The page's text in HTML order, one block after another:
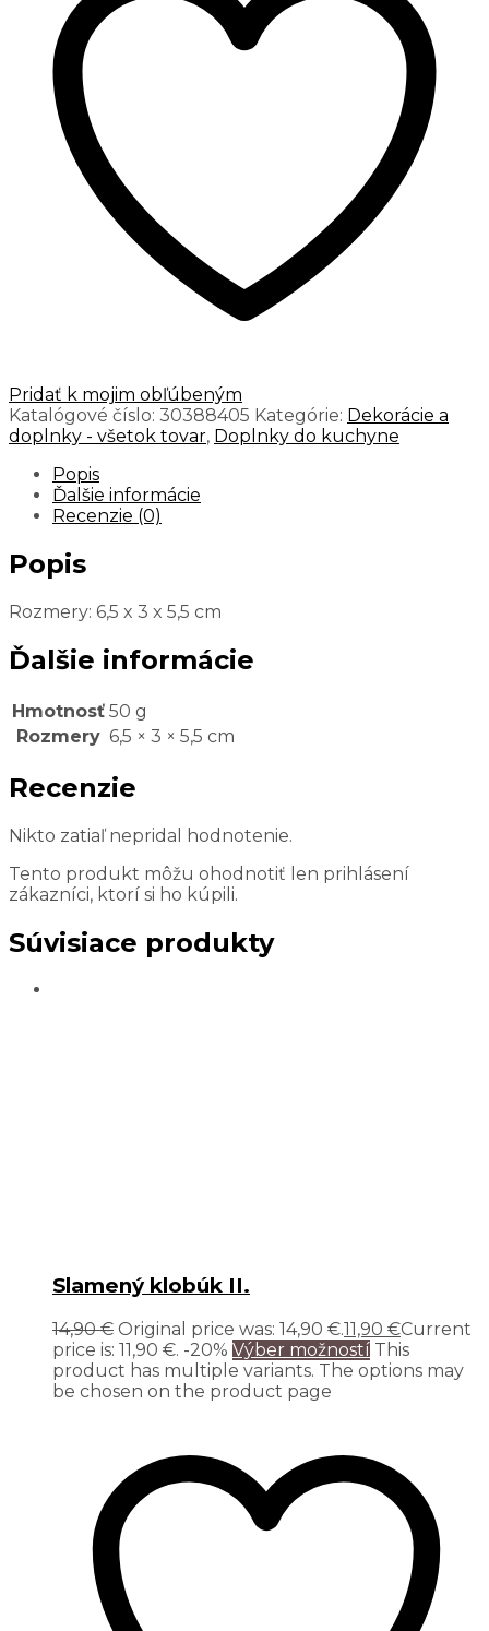
Pridať k mojim obľúbeným
Katalógové číslo: 30388405 Kategórie: Dekorácie a
doplnky - všetok tovar, Doplnky do kuchyne
Popis
Ďalšie informácie
Recenzie (0)
Popis
Rozmery: 6,5 x 3 x 5,5 cm
Ďalšie informácie
Hmotnosť 50 g
Rozmery 6,5 × 3 × 5,5 cm
Recenzie
Nikto zatiaľ nepridal hodnotenie.
Tento produkt môžu ohodnotiť len prihlásení
zákazníci, ktorí si ho kúpili.
Súvisiace produkty
Slamený klobúk II.
14,90€ Original price was: 14,90 €.11,90 €Current
price is: 11,90 €. -20% Výber možností This
product has multiple variants. The options may
be chosen on the product page